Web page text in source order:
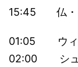
15:45 仏・3
01:05 ウィ
02:00 シュ